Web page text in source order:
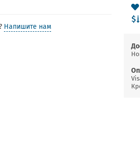
Напишите нам